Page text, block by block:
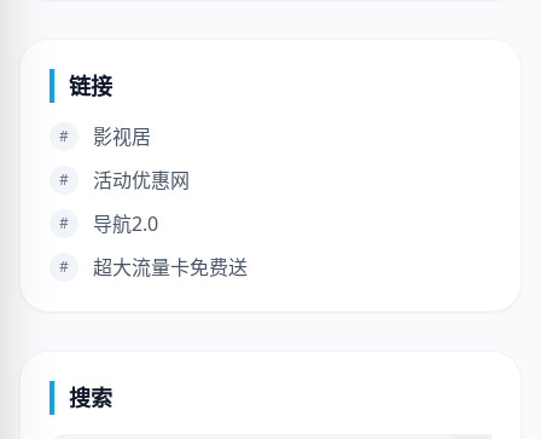
链接
# 影视居
# 活动优惠网
# 导航2.0
# 超大流量卡免费送
搜索